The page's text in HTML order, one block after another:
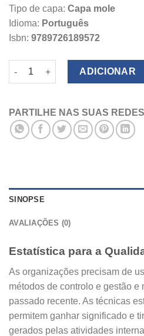
Tipo de capa: Capa mole
Idioma: Português
Isbn: 9789726189572
Quantidade de Estatística para a
ADICIONAR
PARTILHE NAS SUAS REDES
SINOPSE
AVALIAÇÕES (0)
Estatística para a
As organizações precisam de
métodos de controlo e gestão e
passado recente. As técnicas
permitem ganhar significado e
gerados pelas atividades